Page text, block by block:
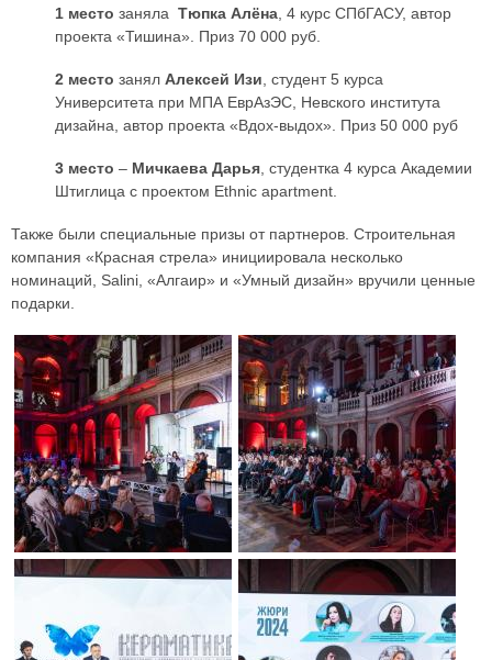
1 место заняла Тюпка Алёна, 4 курс СПбГАСУ, автор
проекта «Тишина». Приз 70 000 руб.
2 место занял Алексей Изи, студент 5 курса
Университета при МПА ЕврАзЭС, Невского института
дизайна, автор проекта «Вдох-выдох». Приз 50 000 руб
3 место – Мичкаева Дарья, студентка 4 курса Академии
Штиглица с проектом Ethnic apartment.
Также были специальные призы от партнеров. Строительная
компания «Красная стрела» инициировала несколько
номинаций, Salini, «Алгаир» и «Умный дизайн» вручили ценные
подарки.